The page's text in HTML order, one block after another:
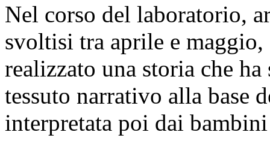
Nel corso del laboratorio,
svoltisi tra aprile e
realizzato una storia che
tessuto narrativo alla base
interpretata poi dai bambini